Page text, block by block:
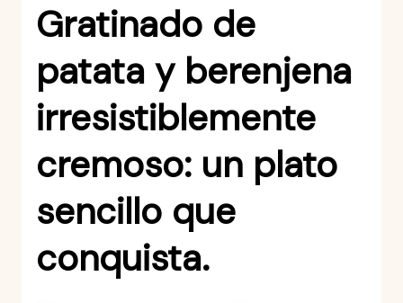
Gratinado de
patata y berenjena
irresistiblemente
cremoso: un plato
sencillo que
conquista.